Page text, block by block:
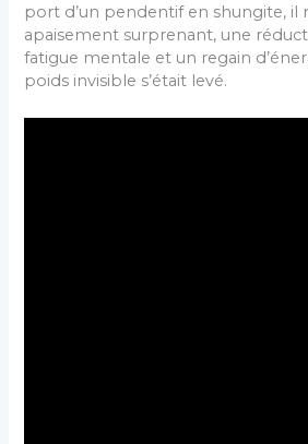
port d’un pendentif en shungite, il
apaisement surprenant, une
fatigue mentale et un regain
poids invisible s’était levé.